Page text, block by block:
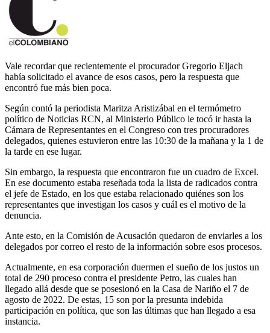
Vale recordar que recientemente el procurador Gregorio Eljach
había solicitado el avance de esos casos, pero la respuesta que
encontró fue más bien poca.
Según contó la periodista Maritza Aristizábal en el termómetro
político de Noticias RCN, al Ministerio Público le tocó ir hasta la
Cámara de Representantes en el Congreso con tres procuradores
delegados, quienes estuvieron entre las 10:30 de la mañana y la 1 de
la tarde en ese lugar.
Sin embargo, la respuesta que encontraron fue un cuadro de Excel.
En ese documento estaba reseñada toda la lista de radicados contra
el jefe de Estado, en los que estaba relacionado quiénes son los
representantes que investigan los casos y cuál es el motivo de la
denuncia.
Ante esto, en la Comisión de Acusación quedaron de enviarles a los
delegados por correo el resto de la información sobre esos procesos.
Actualmente, en esa corporación duermen el sueño de los justos un
total de 290 proceso contra el presidente Petro, las cuales han
llegado allá desde que se posesionó en la Casa de Nariño el 7 de
agosto de 2022. De estas, 15 son por la presunta indebida
participación en política, que son las últimas que han llegado a esa
instancia.